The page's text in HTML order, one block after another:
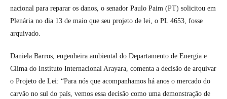
nacional para reparar os danos, o senador Paulo Paim (PT) solicitou em
Plenária no dia 13 de maio que seu projeto de lei, o PL 4653, fosse
arquivado.
Daniela Barros, engenheira ambiental do Departamento de Energia e
Clima do Instituto Internacional Arayara, comenta a decisão de arquivar
o Projeto de Lei: “Para nós que acompanhamos há anos o mercado do
carvão no sul do país, vemos essa decisão como uma demonstração de